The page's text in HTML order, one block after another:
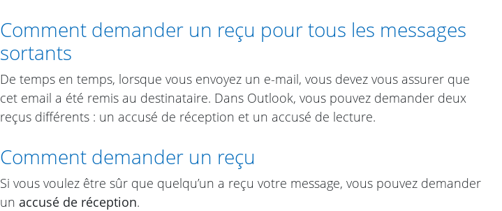
Comment demander un reçu pour tous les messages
sortants
De temps en temps, lorsque vous envoyez un e-mail, vous devez vous assurer que
cet email a été remis au destinataire. Dans Outlook, vous pouvez demander deux
reçus différents : un accusé de réception et un accusé de lecture.
Comment demander un reçu
Si vous voulez être sûr que quelqu’un a reçu votre message, vous pouvez demander
un accusé de réception.